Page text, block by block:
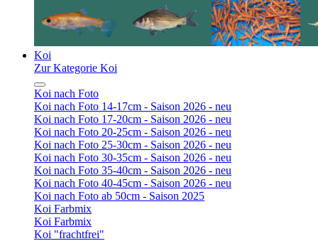
Koi
Zur Kategorie Koi
Koi nach Foto
Koi nach Foto 14-17cm - Saison 2026 - neu
Koi nach Foto 17-20cm - Saison 2026 - neu
Koi nach Foto 20-25cm - Saison 2026 - neu
Koi nach Foto 25-30cm - Saison 2026 - neu
Koi nach Foto 30-35cm - Saison 2026 - neu
Koi nach Foto 35-40cm - Saison 2026 - neu
Koi nach Foto 40-45cm - Saison 2026 - neu
Koi nach Foto ab 50cm - Saison 2025
Koi Farbmix
Koi Farbmix
Koi "frachtfrei"